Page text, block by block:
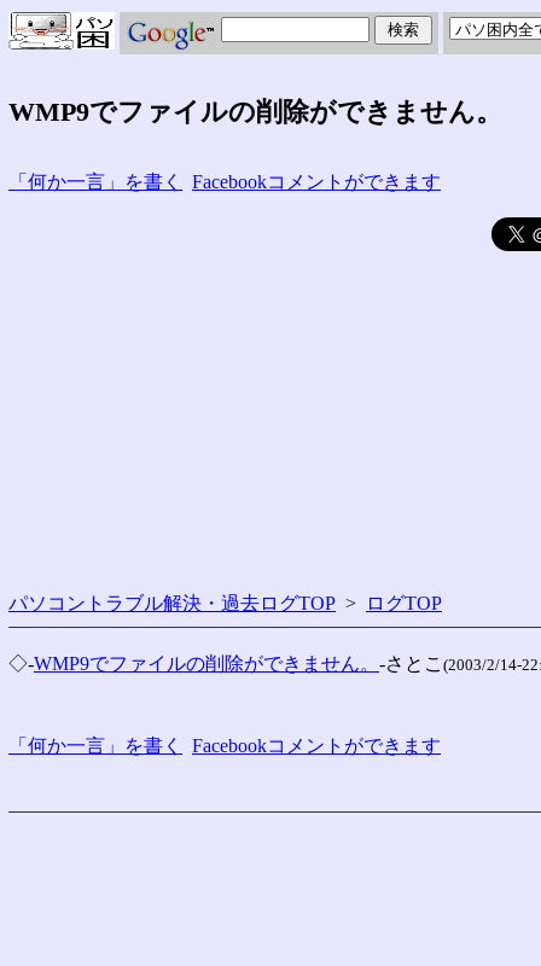
WMP9でファイルの削除ができません。
「何か一言」を書く Facebookコメントができます
パソコントラブル解決・過去ログTOP > ログTOP
◇-WMP9でファイルの削除ができません。 -さとこ (2003/2/14-
「何か一言」を書く Facebookコメントができます